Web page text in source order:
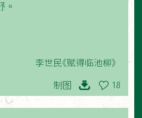
。
李世民《赋得临池柳》
制图 18